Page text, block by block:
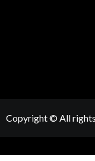
Copyright © All